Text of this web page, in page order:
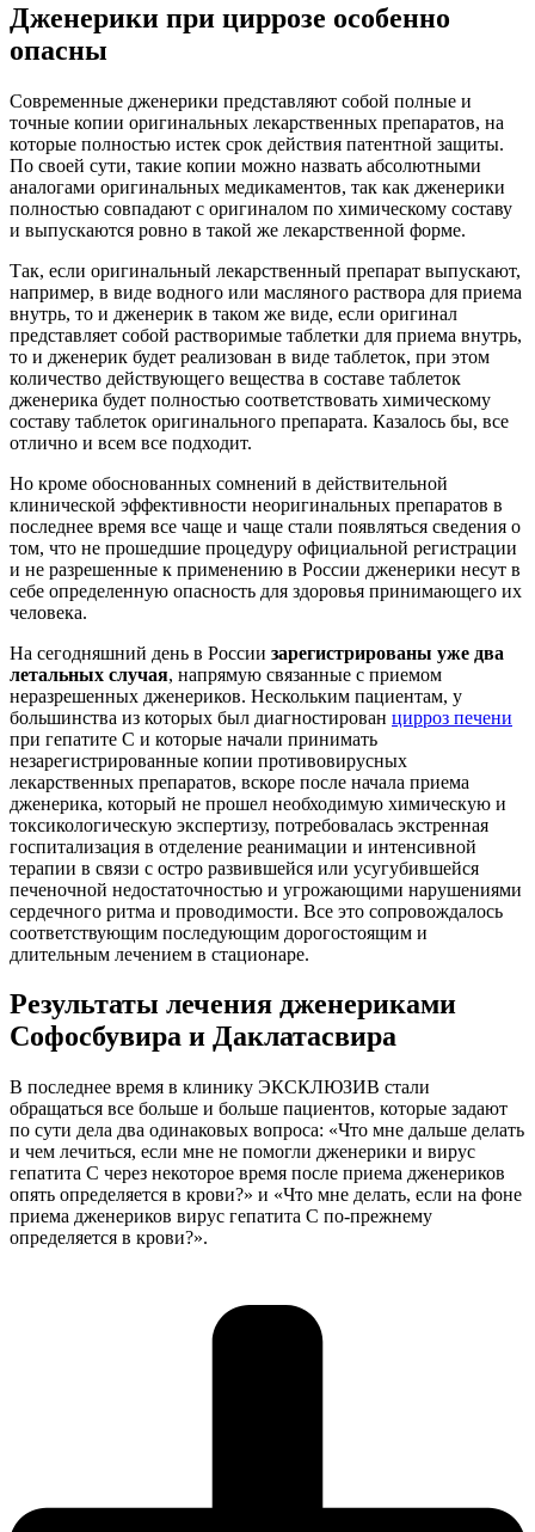
Дженерики при циррозе особенно
опасны
Современные дженерики представляют собой полные и
точные копии оригинальных лекарственных препаратов, на
которые полностью истек срок действия патентной защиты.
По своей сути, такие копии можно назвать абсолютными
аналогами оригинальных медикаментов, так как дженерики
полностью совпадают с оригиналом по химическому составу
и выпускаются ровно в такой же лекарственной форме.
Так, если оригинальный лекарственный препарат выпускают,
например, в виде водного или масляного раствора для приема
внутрь, то и дженерик в таком же виде, если оригинал
представляет собой растворимые таблетки для приема внутрь,
то и дженерик будет реализован в виде таблеток, при этом
количество действующего вещества в составе таблеток
дженерика будет полностью соответствовать химическому
составу таблеток оригинального препарата. Казалось бы, все
отлично и всем все подходит.
Но кроме обоснованных сомнений в действительной
клинической эффективности неоригинальных препаратов в
последнее время все чаще и чаще стали появляться сведения о
том, что не прошедшие процедуру официальной регистрации
и не разрешенные к применению в России дженерики несут в
себе определенную опасность для здоровья принимающего их
человека.
На сегодняшний день в России зарегистрированы уже два
летальных случая, напрямую связанные с приемом
неразрешенных дженериков. Нескольким пациентам, у
большинства из которых был диагностирован цирроз печени
при гепатите С и которые начали принимать
незарегистрированные копии противовирусных
лекарственных препаратов, вскоре после начала приема
дженерика, который не прошел необходимую химическую и
токсикологическую экспертизу, потребовалась экстренная
госпитализация в отделение реанимации и интенсивной
терапии в связи с остро развившейся или усугубившейся
печеночной недостаточностью и угрожающими нарушениями
сердечного ритма и проводимости. Все это сопровождалось
соответствующим последующим дорогостоящим и
длительным лечением в стационаре.
Результаты лечения дженериками
Софосбувира и Даклатасвира
В последнее время в клинику ЭКСКЛЮЗИВ стали
обращаться все больше и больше пациентов, которые задают
по сути дела два одинаковых вопроса: «Что мне дальше делать
и чем лечиться, если мне не помогли дженерики и вирус
гепатита С через некоторое время после приема дженериков
опять определяется в крови?» и «Что мне делать, если на фоне
приема дженериков вирус гепатита С по-прежнему
определяется в крови?».